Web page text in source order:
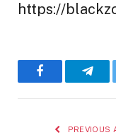
https://
Facebook
PREVIOUS